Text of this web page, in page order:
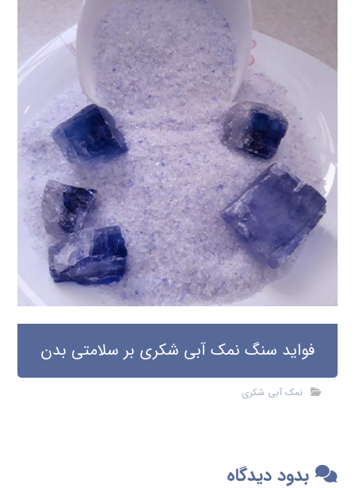
فواید سنگ نمک آبی شکری بر سلامتی بدن
نمک آبی شکری
بدود دیدگاه